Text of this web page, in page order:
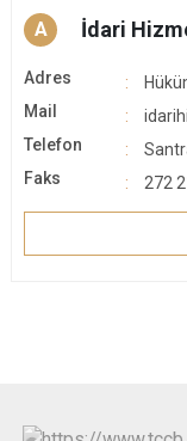
A İdari
Adres
Mail
Telefon
Faks
272